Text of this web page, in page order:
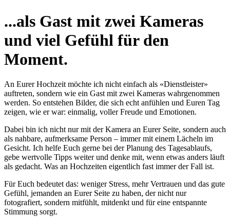
...als Gast mit zwei Kameras
und viel Gefühl für den
Moment.
An Eurer Hochzeit möchte ich nicht einfach als «Dienstleister»
auftreten, sondern wie ein Gast mit zwei Kameras wahrgenommen
werden. So entstehen Bilder, die sich echt anfühlen und Euren Tag
zeigen, wie er war: einmalig, voller Freude und Emotionen.
Dabei bin ich nicht nur mit der Kamera an Eurer Seite, sondern auch
als nahbare, aufmerksame Person – immer mit einem Lächeln im
Gesicht. Ich helfe Euch gerne bei der Planung des Tagesablaufs,
gebe wertvolle Tipps weiter und denke mit, wenn etwas anders läuft
als gedacht. Was an Hochzeiten eigentlich fast immer der Fall ist.
Für Euch bedeutet das: weniger Stress, mehr Vertrauen und das gute
Gefühl, jemanden an Eurer Seite zu haben, der nicht nur
fotografiert, sondern mitfühlt, mitdenkt und für eine entspannte
Stimmung sorgt.